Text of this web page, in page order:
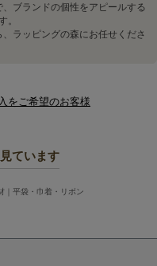
ブランドの個性をアピールする
。
ラッピングの森にお任せくださ
をご希望のお客様
ています
｜平袋・巾着・リボン